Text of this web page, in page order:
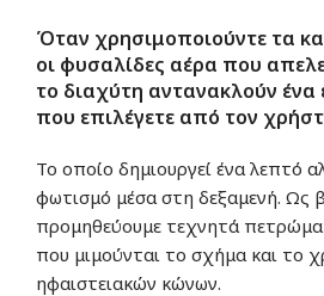
Όταν χρησιμοποιούντε τα
οι φυσαλίδες αέρα που
το διαχύτη αντανακλούν
που επιλέγετε από τον
Το οποίο δημιουργεί ένα λεπτό
φωτισμό μέσα στη δεξαμενή. Ως
προμηθεύουμε τεχνητά
που μιμούνται το σχήμα και το
ηφαιστειακών κώνων.